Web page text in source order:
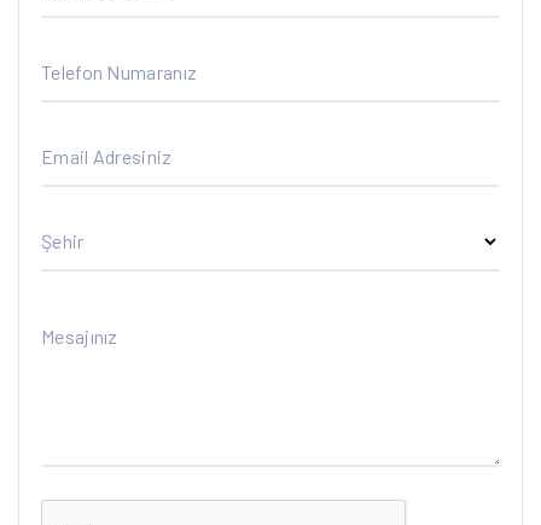
Telefon Numaranız
Email Adresiniz
Şehir
Mesajınız